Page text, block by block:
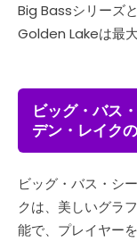
Big Bassシリーズ
Golden Lakeは最
ビッグ・バス
デン・レイク
ビッグ・バス・シ
クは、美しいグラ
能で、プレイヤー